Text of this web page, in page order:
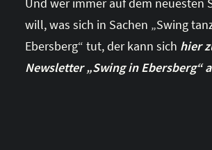
will, was sich in Sachen „Swing
Ebersberg“ tut, der kann sich hier
Newsletter „Swing in Ebersberg“